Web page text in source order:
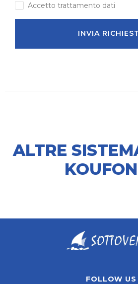
Accetto trattamento dati
INVIA
ALTRE
FOLLOW US